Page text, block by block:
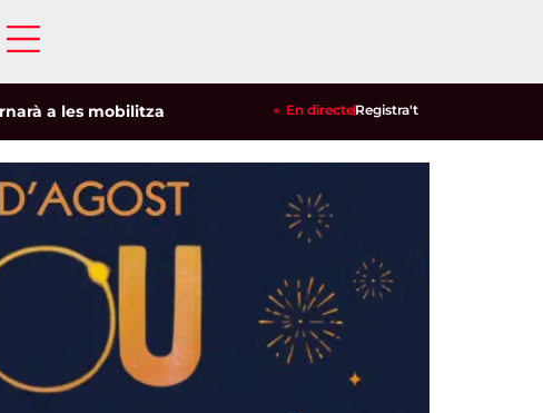
a les mobilitzacions per defensar els cultius de la garrofa i
En directeRegistra't